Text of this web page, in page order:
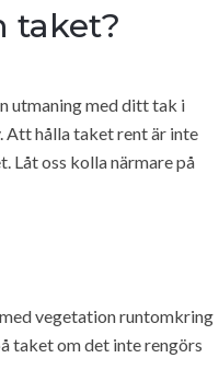
taket?
utmaning med ditt tak i
Att hålla taket rent är inte
Låt oss kolla närmare på
vegetation runtomkring
taket om det inte rengörs